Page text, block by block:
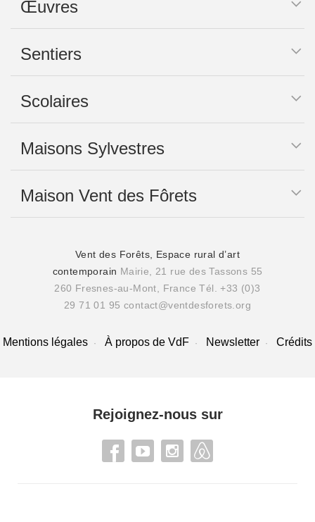
Œuvres
Sentiers
Scolaires
Maisons Sylvestres
Maison Vent des Fôrets
Vent des Forêts, Espace rural d’art
contemporain Mairie, 21 rue des Tassons 55
260 Fresnes-au-Mont, France Tél. +33 (0)3
29 71 01 95 contact@ventdesforets.org
Mentions légales À propos de VdF Newsletter Crédits
Rejoignez-nous sur